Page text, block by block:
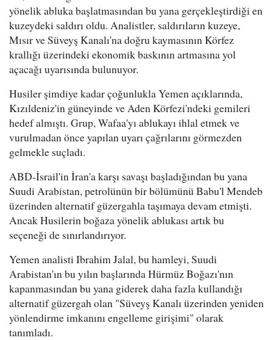
yönelik abluka başlatmasından bu yana gerçekleştirdiği en
kuzeydeki saldırı oldu. Analistler, saldırıların kuzeye,
Mısır ve Süveyş Kanalı'na doğru kaymasının Körfez
krallığı üzerindeki ekonomik baskının artmasına yol
açacağı uyarısında bulunuyor.
Husiler şimdiye kadar çoğunlukla Yemen açıklarında,
Kızıldeniz'in güneyinde ve Aden Körfezi'ndeki gemileri
hedef almıştı. Grup, Wafaa'yı ablukayı ihlal etmek ve
vurulmadan önce yapılan uyarı çağrılarını görmezden
gelmekle suçladı.
ABD-İsrail'in İran'a karşı savaşı başladığından bu yana
Suudi Arabistan, petrolünün bir bölümünü Babu'l Mendeb
üzerinden alternatif güzergahla taşımaya devam etmişti.
Ancak Husilerin boğaza yönelik ablukası artık bu
seçeneği de sınırlandırıyor.
Yemen analisti Ibrahim Jalal, bu hamleyi, Suudi
Arabistan'ın bu yılın başlarında Hürmüz Boğazı'nın
kapanmasından bu yana giderek daha fazla kullandığı
alternatif güzergah olan "Süveyş Kanalı üzerinden yeniden
yönlendirme imkanını engelleme girişimi" olarak
tanımladı.